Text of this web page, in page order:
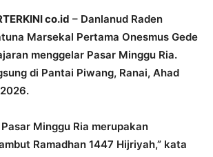
co.id – Danlanud Raden
Marsekal Pertama Onesmus Gede
menggelar Pasar Minggu Ria.
di Pantai Piwang, Ranai, Ahad
Minggu Ria merupakan
Ramadhan 1447 Hijriyah,” kata